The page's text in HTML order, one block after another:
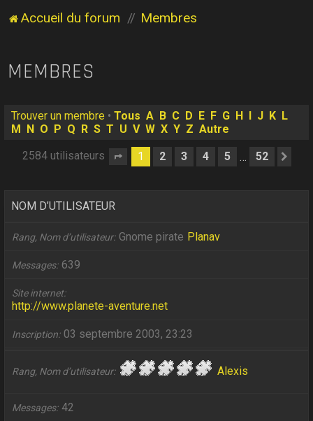
Accueil du forum Membres
MEMBRES
Trouver un membre •Tous A B C D E F G H J K L
M
N O P Q R S T U V W X Y Z Autre
2584 utilisateurs Page 1sur52
1 2 3 4 5 … 52
NOM D’UTILISATEUR
Rang, Nom d’utilisateur Gnome pirate Planav
Messages 639
Site internet
http://www.planete-aventure.net
Inscription 03 septembre 2003, 23:23
Rang, Nom d’utilisateur Alexis
Messages 42